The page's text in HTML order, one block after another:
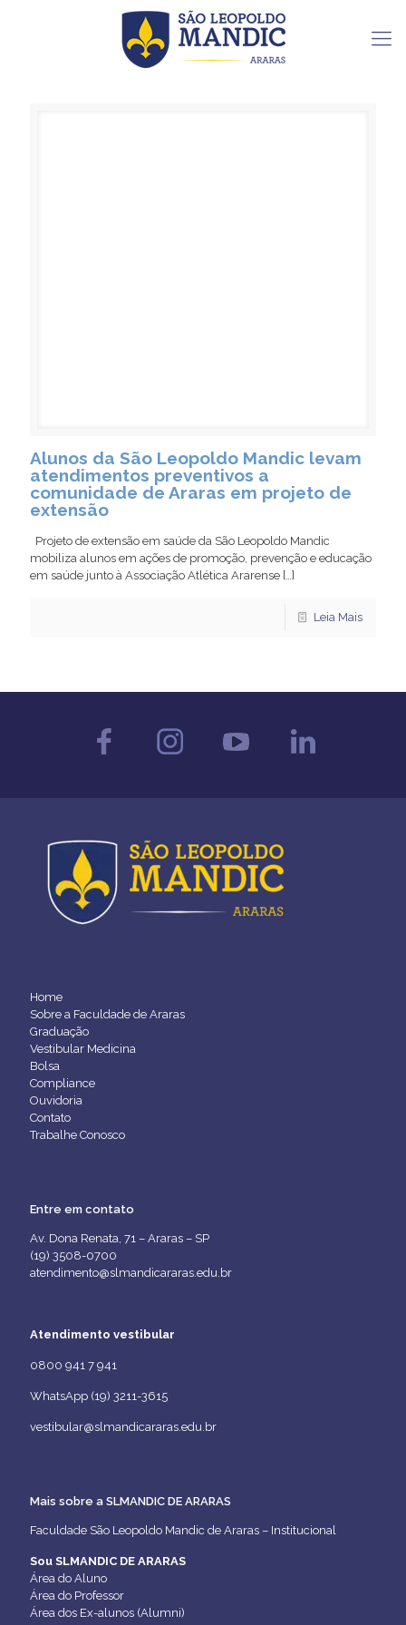
Alunos da São Leopoldo Mandic levam
atendimentos preventivos a
comunidade de Araras em projeto de
extensão
Projeto de extensão em saúde da São Leopoldo Mandic
mobiliza alunos em ações de promoção, prevenção e educação
em saúde junto à Associação Atlética Ararense […]
Leia Mais
Home
Sobre a Faculdade de Araras
Graduação
Vestibular Medicina
Bolsa
Compliance
Ouvidoria
Contato
Trabalhe Conosco
Entre em contato
Av. Dona Renata, 71 – Araras – SP
(19) 3508-0700
atendimento@slmandicararas.edu.br
Atendimento vestibular
0800 941 7 941
WhatsApp (19) 3211-3615
vestibular@slmandicararas.edu.br
Mais sobre a SLMANDIC DE ARARAS
Faculdade São Leopoldo Mandic de Araras – Institucional
Sou SLMANDIC DE ARARAS
Área do Aluno
Área do Professor
Área dos Ex-alunos (Alumni)